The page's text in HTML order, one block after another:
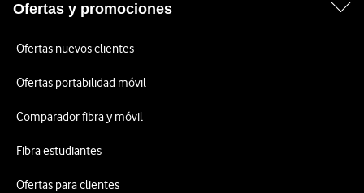
Ofertas y promociones
Ofertas nuevos clientes
Ofertas portabilidad móvil
Comparador fibra y móvil
Fibra estudiantes
Ofertas para clientes